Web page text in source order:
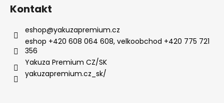
Kontakt
eshop@yakuzapremium.cz
eshop +420 608 064 608, velkoobchod +420 775 721
356
Yakuza Premium CZ/SK
yakuzapremium.cz_sk/